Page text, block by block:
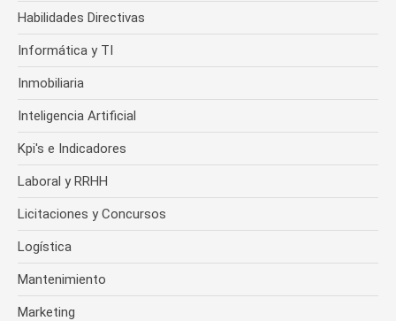
Habilidades Directivas
Informática y TI
Inmobiliaria
Inteligencia Artificial
Kpi's e Indicadores
Laboral y RRHH
Licitaciones y Concursos
Logística
Mantenimiento
Marketing